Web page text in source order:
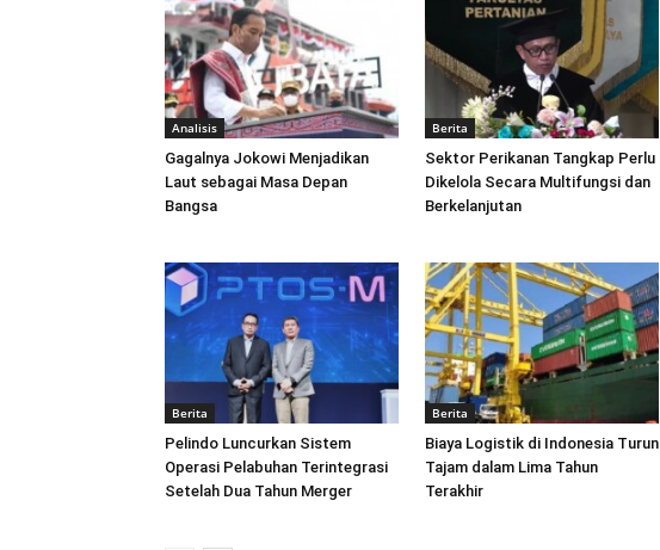
Analisis
Gagalnya Jokowi Menjadikan
Laut sebagai Masa Depan
Bangsa
Berita
Sektor Perikanan Tangkap Perlu
Dikelola Secara Multifungsi dan
Berkelanjutan
Berita
Pelindo Luncurkan Sistem
Operasi Pelabuhan Terintegrasi
Setelah Dua Tahun Merger
Berita
Biaya Logistik di Indonesia Turun
Tajam dalam Lima Tahun
Terakhir